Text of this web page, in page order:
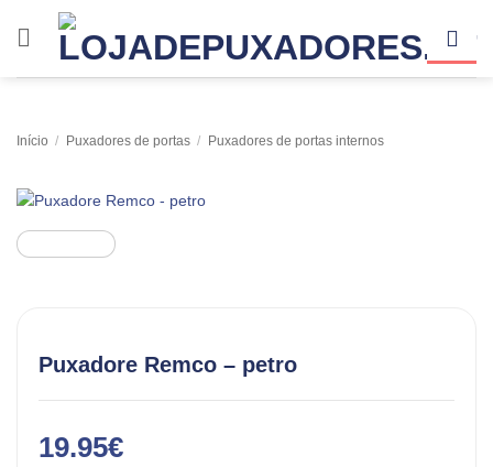
Início / Puxadores de portas / Puxadores de portas internos
Puxadore Remco – petro
19.95€